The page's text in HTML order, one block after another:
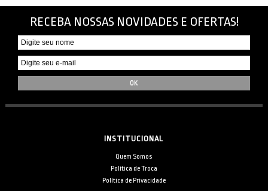
RECEBA NOSSAS NOVIDADES E OFERTAS!
INSTITUCIONAL
Quem Somos
Política de Troca
Política de Privacidade